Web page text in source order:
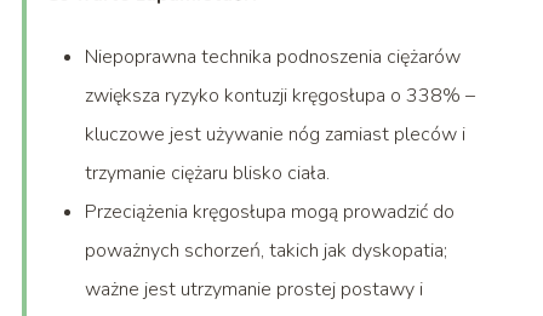
Niepoprawna technika podnoszenia ciężarów
zwiększa ryzyko kontuzji kręgosłupa o 338% –
kluczowe jest używanie nóg zamiast pleców i
trzymanie ciężaru blisko ciała.
Przeciążenia kręgosłupa mogą prowadzić do
poważnych schorzeń, takich jak dyskopatia;
ważne jest utrzymanie prostej postawy i